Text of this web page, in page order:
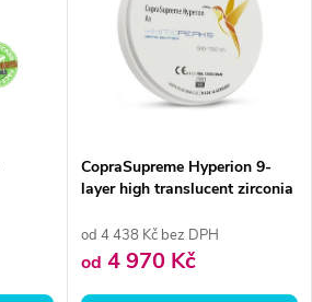
CopraSupreme Hyperion 9-
layer high translucent zirconia
od 4 438 Kč bez DPH
od 4 970 Kč